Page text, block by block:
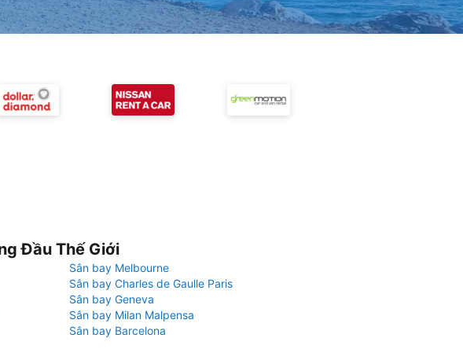
Đầu Thế Giới
Sân bay Melbourne
Sân bay Charles de Gaulle Paris
Sân bay Geneva
Sân bay Milan Malpensa
Sân bay Barcelona